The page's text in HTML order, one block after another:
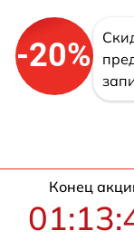
-20%
Конец